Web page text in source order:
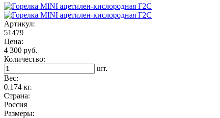
Артикул:
51479
Цена:
4 300 руб.
Количество:
шт.
Вес:
0.174 кг.
Страна:
Россия
Размеры: